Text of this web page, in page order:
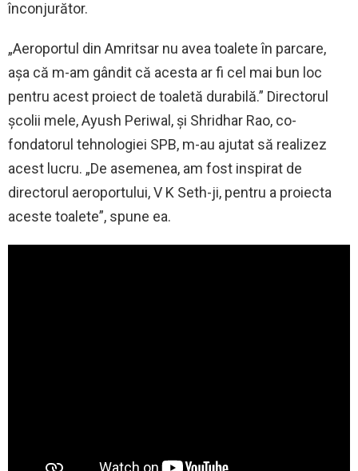
înconjurător.
„Aeroportul din Amritsar nu avea toalete în parcare,
așa că m-am gândit că acesta ar fi cel mai bun loc
pentru acest proiect de toaletă durabilă.” Directorul
școlii mele, Ayush Periwal, și Shridhar Rao, co-
fondatorul tehnologiei SPB, m-au ajutat să realizez
acest lucru. „De asemenea, am fost inspirat de
directorul aeroportului, V K Seth-ji, pentru a proiecta
aceste toalete”, spune ea.